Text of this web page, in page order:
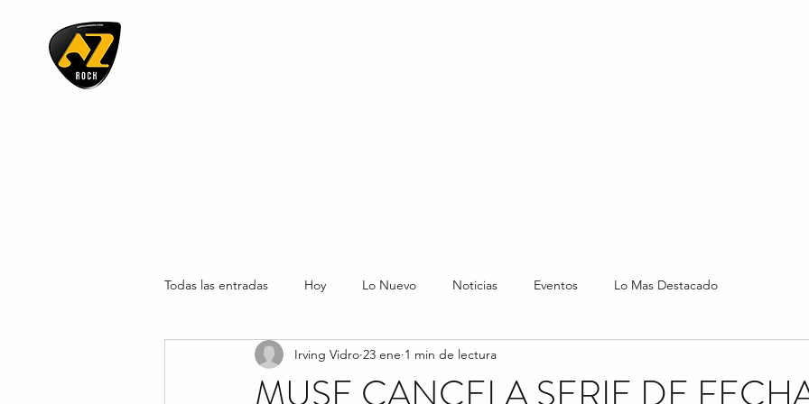
Todas las entradas Hoy Lo Nuevo Noticias Eventos Lo Mas Destacado
MUSE CANCELA SERIE DE
Irving Vidro 23 ene 1 min de lectura